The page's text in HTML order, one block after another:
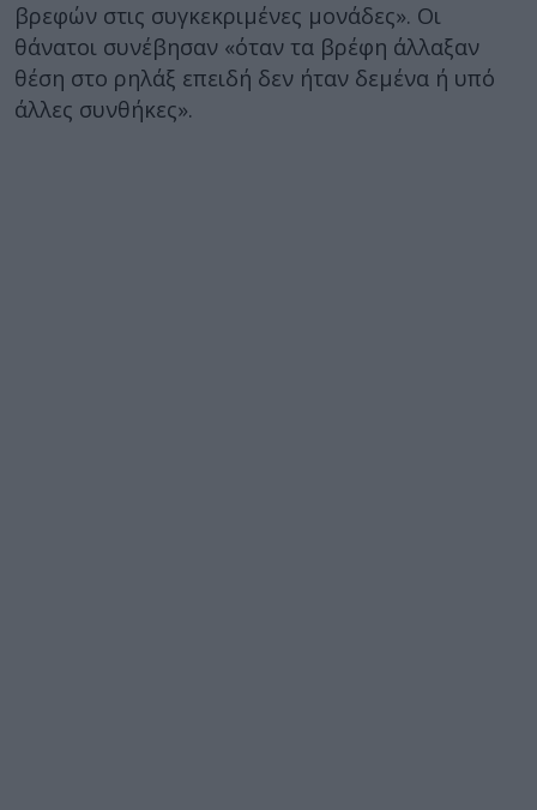
βρεφών στις συγκεκριμένες μονάδες». Οι
θάνατοι συνέβησαν «όταν τα βρέφη άλλαξαν
θέση στο ρηλάξ επειδή δεν ήταν δεμένα ή υπό
άλλες συνθήκες».